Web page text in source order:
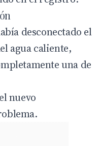
desconectado el
agua caliente,
una de
nuevo